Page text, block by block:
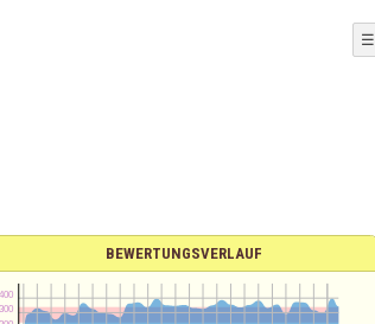
☰
BEWERTUNGSVERLAUF